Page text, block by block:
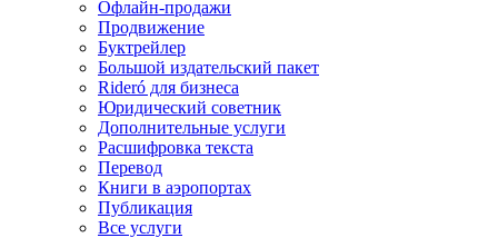
Офлайн-продажи
Продвижение
Буктрейлер
Большой издательский пакет
Rideró для бизнеса
Юридический советник
Дополнительные услуги
Расшифровка текста
Перевод
Книги в аэропортах
Публикация
Все услуги